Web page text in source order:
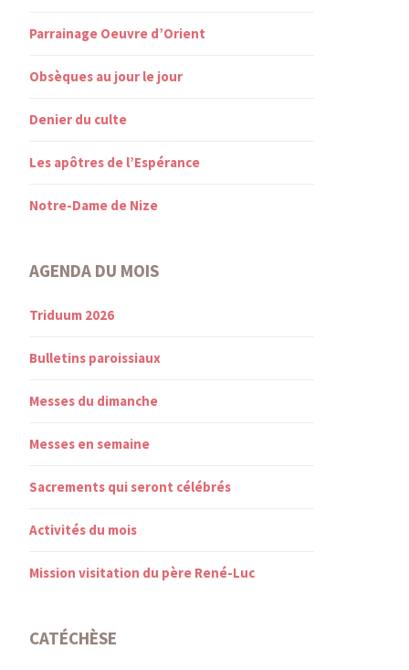
Parrainage Oeuvre d’Orient
Obsèques au jour le jour
Denier du culte
Les apôtres de l’Espérance
Notre-Dame de Nize
AGENDA DU MOIS
Triduum 2026
Bulletins paroissiaux
Messes du dimanche
Messes en semaine
Sacrements qui seront célébrés
Activités du mois
Mission visitation du père René-Luc
CATÉCHÈSE